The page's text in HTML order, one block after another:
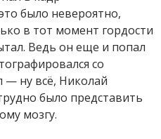
было невероятно,
в тот момент гордости
Ведь он еще и попал
со
— ну всё, Николай
было представить
мозгу.